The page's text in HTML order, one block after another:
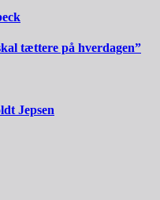
tættere på hverdagen”
Jepsen